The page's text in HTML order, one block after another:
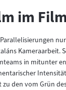
im Film
Kameraarbeit.
in mitunter
den vom Grün